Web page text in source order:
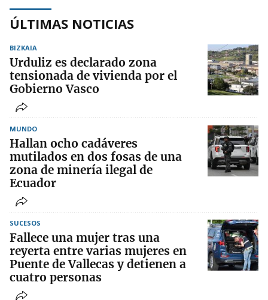
ÚLTIMAS NOTICIAS
BIZKAIA
Urduliz es declarado zona
tensionada de vivienda por el
Gobierno Vasco
MUNDO
Hallan ocho cadáveres
mutilados en dos fosas de una
zona de minería ilegal de
Ecuador
SUCESOS
Fallece una mujer tras una
reyerta entre varias mujeres en
Puente de Vallecas y detienen a
cuatro personas